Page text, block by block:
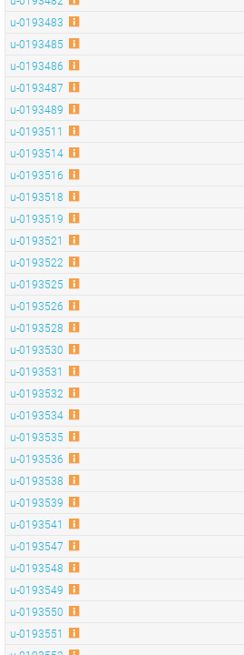
u-0193518
u-0193519
u-0193521
u-0193522
u-0193525
u-0193526
u-0193528
u-0193530
u-0193531
u-0193532
u-0193534
u-0193535
u-0193536
u-0193538
u-0193539
u-0193541
u-0193547
u-0193548